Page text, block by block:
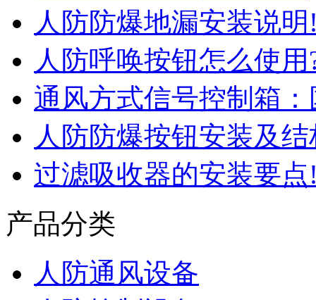
人防防爆地漏安装说
人防呼唤按钮怎么使用
通风方式信号控制箱
人防防爆按钮安装及
过滤吸收器的安装要点
产品分类
人防通风设备